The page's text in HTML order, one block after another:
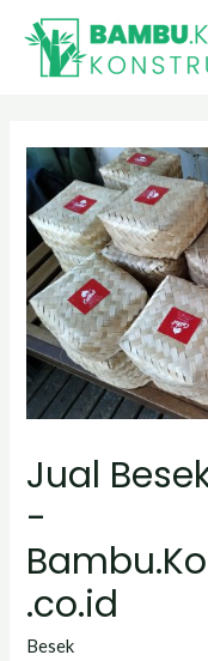
content
Jual
-
.co.id
Besek